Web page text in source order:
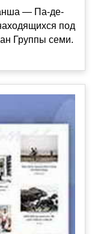
— Па-де-
под
Группы семи.